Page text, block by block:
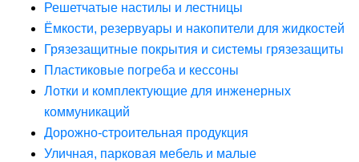
Решетчатые настилы и лестницы
Ёмкости, резервуары и накопители для жидкостей
Грязезащитные покрытия и системы грязезащиты
Пластиковые погреба и кессоны
Лотки и комплектующие для инженерных
коммуникаций
Дорожно-строительная продукция
Уличная, парковая мебель и малые